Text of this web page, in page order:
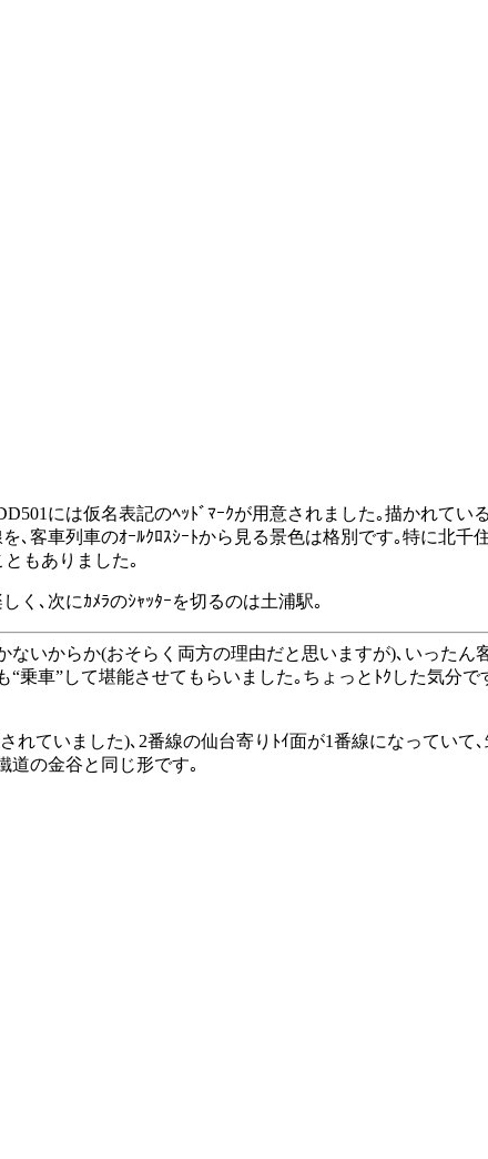
には仮名表記のﾍｯﾄﾞﾏｰｸが用意されました｡描かれてい
､客車列車のｵｰﾙｸﾛｽｼｰﾄから見る景色は格別です｡特に北千
もありました｡
く､次にｶﾒﾗのｼｬｯﾀｰを切るのは土浦駅｡
いからか(おそらく両方の理由だと思いますが)､いったん
車”して堪能させてもらいました｡ちょっとﾄｸした気分で
ていました)､2番線の仙台寄りﾄｲ面が1番線になっていて
道の金谷と同じ形です｡